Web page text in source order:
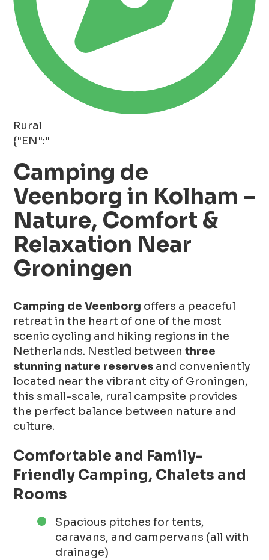
Rural
{"EN":"
Camping de
Veenborg in Kolham –
Nature, Comfort &
Relaxation Near
Groningen
Camping de Veenborg offers a peaceful
retreat in the heart of one of the most
scenic cycling and hiking regions in the
Netherlands. Nestled betweenthree
stunning nature reserves and conveniently
located near the vibrant city of Groningen,
this small-scale, rural campsite provides
the perfect balance between nature and
culture.
Comfortable and Family-
Friendly Camping, Chalets and
Rooms
Spacious pitches for tents,
caravans, and campervans (all with
drainage)